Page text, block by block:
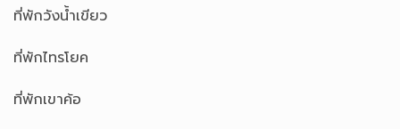
ที่พักวังน้ำเขียว
ที่พักไทรโยค
ที่พักเขาค้อ